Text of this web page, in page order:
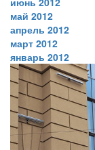
май 2012
апрель 2012
март 2012
январь 2012